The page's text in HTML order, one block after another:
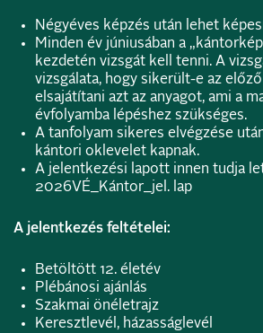
Négyéves képzés után lehet
Minden év júniusában a
kezdetén vizsgát kell tenni. A
vizsgálata, hogy sikerült-e az
elsajátítani azt az anyagot, ami a
évfolyamba lépéshez szükséges.
A tanfolyam sikeres elvégzése
kántori oklevelet kapnak.
A jelentkezési lapott innen tudja
2026VÉ_Kántor_jel. lap
A jelentkezés feltételei:
Betöltött 12. életév
Plébánosi ajánlás
Szakmai önéletrajz
Keresztlevél, házasságlevél